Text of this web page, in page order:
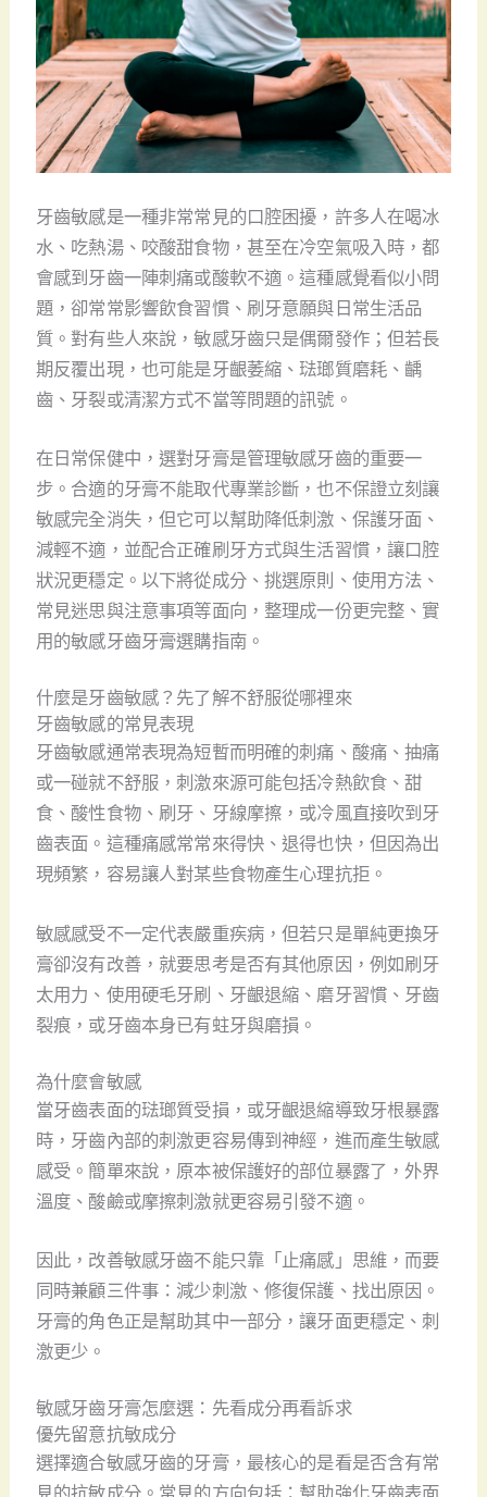
牙齒敏感是一種非常常見的口腔困擾，許多人在喝冰
水、吃熱湯、咬酸甜食物，甚至在冷空氣吸入時，都
會感到牙齒一陣刺痛或酸軟不適。這種感覺看似小問
題，卻常常影響飲食習慣、刷牙意願與日常生活品
質。對有些人來說，敏感牙齒只是偶爾發作；但若長
期反覆出現，也可能是牙齦萎縮、琺瑯質磨耗、齲
齒、牙裂或清潔方式不當等問題的訊號。
在日常保健中，選對牙膏是管理敏感牙齒的重要一
步。合適的牙膏不能取代專業診斷，也不保證立刻讓
敏感完全消失，但它可以幫助降低刺激、保護牙面、
減輕不適，並配合正確刷牙方式與生活習慣，讓口腔
狀況更穩定。以下將從成分、挑選原則、使用方法、
常見迷思與注意事項等面向，整理成一份更完整、實
用的敏感牙齒牙膏選購指南。
什麼是牙齒敏感？先了解不舒服從哪裡來
牙齒敏感的常見表現
牙齒敏感通常表現為短暫而明確的刺痛、酸痛、抽痛
或一碰就不舒服，刺激來源可能包括冷熱飲食、甜
食、酸性食物、刷牙、牙線摩擦，或冷風直接吹到牙
齒表面。這種痛感常常來得快、退得也快，但因為出
現頻繁，容易讓人對某些食物產生心理抗拒。
敏感感受不一定代表嚴重疾病，但若只是單純更換牙
膏卻沒有改善，就要思考是否有其他原因，例如刷牙
太用力、使用硬毛牙刷、牙齦退縮、磨牙習慣、牙齒
裂痕，或牙齒本身已有蛀牙與磨損。
為什麼會敏感
當牙齒表面的琺瑯質受損，或牙齦退縮導致牙根暴露
時，牙齒內部的刺激更容易傳到神經，進而產生敏感
感受。簡單來說，原本被保護好的部位暴露了，外界
溫度、酸鹼或摩擦刺激就更容易引發不適。
因此，改善敏感牙齒不能只靠「止痛感」思維，而要
同時兼顧三件事：減少刺激、修復保護、找出原因。
牙膏的角色正是幫助其中一部分，讓牙面更穩定、刺
激更少。
敏感牙齒牙膏怎麼選：先看成分再看訴求
優先留意抗敏成分
選擇適合敏感牙齒的牙膏，最核心的是看是否含有常